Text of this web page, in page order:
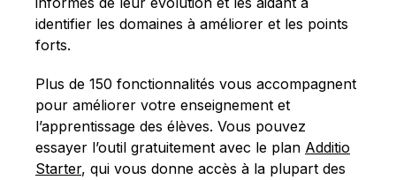
identifier les domaines à améliorer et les points
forts.
Plus de 150 fonctionnalités vous accompagnent
pour améliorer votre enseignement et
l’apprentissage des élèves. Vous pouvez
essayer l’outil gratuitement avec le plan Additio
Starter, qui vous donne accès à la plupart des